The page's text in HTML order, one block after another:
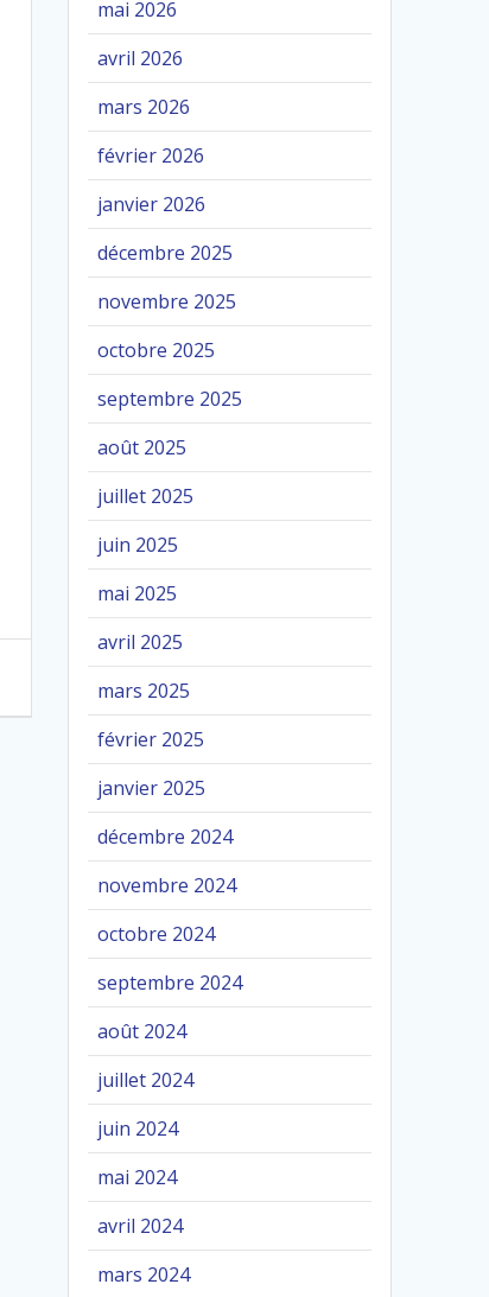
mai 2026
avril 2026
mars 2026
février 2026
janvier 2026
décembre 2025
novembre 2025
octobre 2025
septembre 2025
août 2025
juillet 2025
juin 2025
mai 2025
avril 2025
mars 2025
février 2025
janvier 2025
décembre 2024
novembre 2024
octobre 2024
septembre 2024
août 2024
juillet 2024
juin 2024
mai 2024
avril 2024
mars 2024